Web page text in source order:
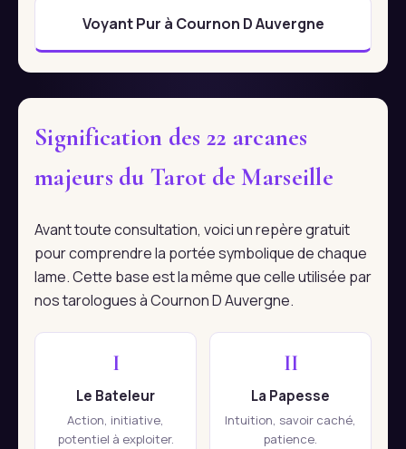
Voyant Pur à Cournon D Auvergne
Signification des 22 arcanes
majeurs du Tarot de Marseille
Avant toute consultation, voici un repère gratuit
pour comprendre la portée symbolique de chaque
lame. Cette base est la même que celle utilisée par
nos tarologues à Cournon D Auvergne.
I
Le Bateleur
Action, initiative,
potentiel à exploiter.
II
La Papesse
Intuition, savoir caché,
patience.